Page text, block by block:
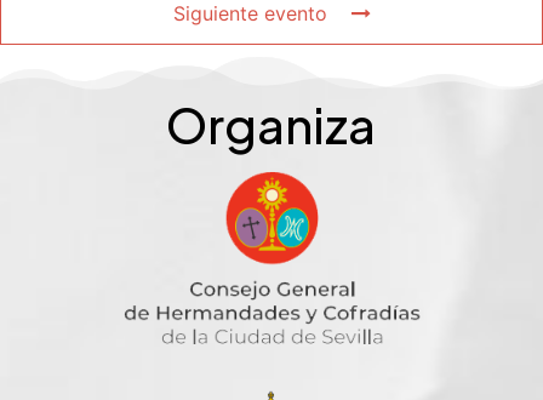
Siguiente evento
Organiza